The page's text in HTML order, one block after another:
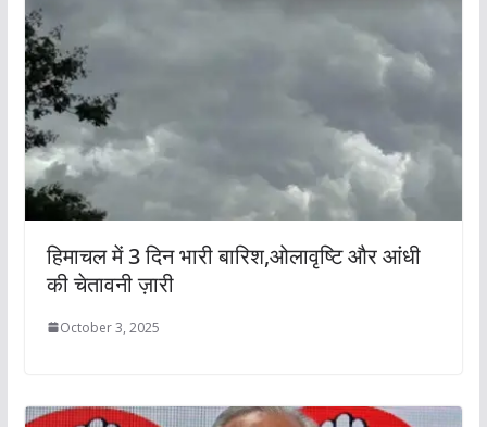
हिमाचल में 3 दिन भारी बारिश,ओलावृष्टि और आंधी
की चेतावनी ज़ारी
October 3, 2025